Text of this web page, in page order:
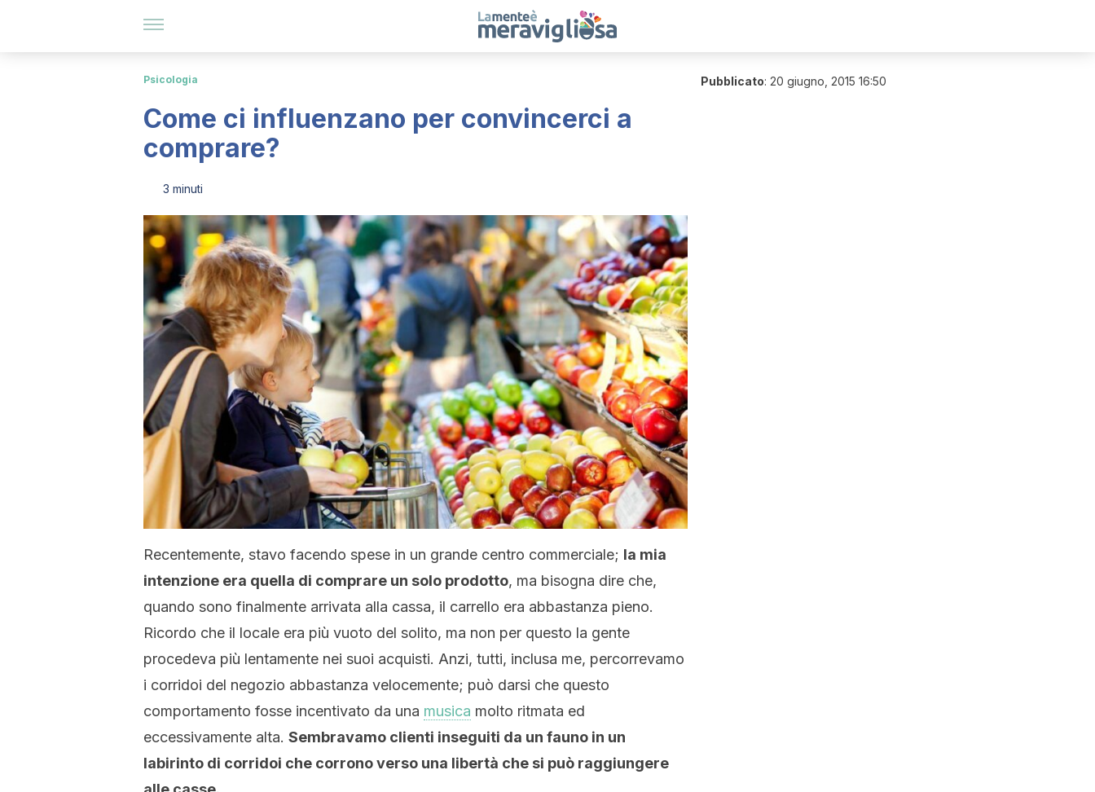
Psicologia
Come ci influenzano per convincerci a
comprare?
3 minuti
Recentemente, stavo facendo spese in un grande centro commerciale; la mia
intenzione era quella di comprare un solo prodotto, ma bisogna dire che,
quando sono finalmente arrivata alla cassa, il carrello era abbastanza pieno.
Ricordo che il locale era più vuoto del solito, ma non per questo la gente
procedeva più lentamente nei suoi acquisti. Anzi, tutti, inclusa me, percorrevamo
i corridoi del negozio abbastanza velocemente; può darsi che questo
comportamento fosse incentivato da una musica molto ritmata ed
eccessivamente alta. Sembravamo clienti inseguiti da un fauno in un
labirinto di corridoi che corrono verso una libertà che si può raggiungere
Pubblicato: 20 giugno, 2015 16:50